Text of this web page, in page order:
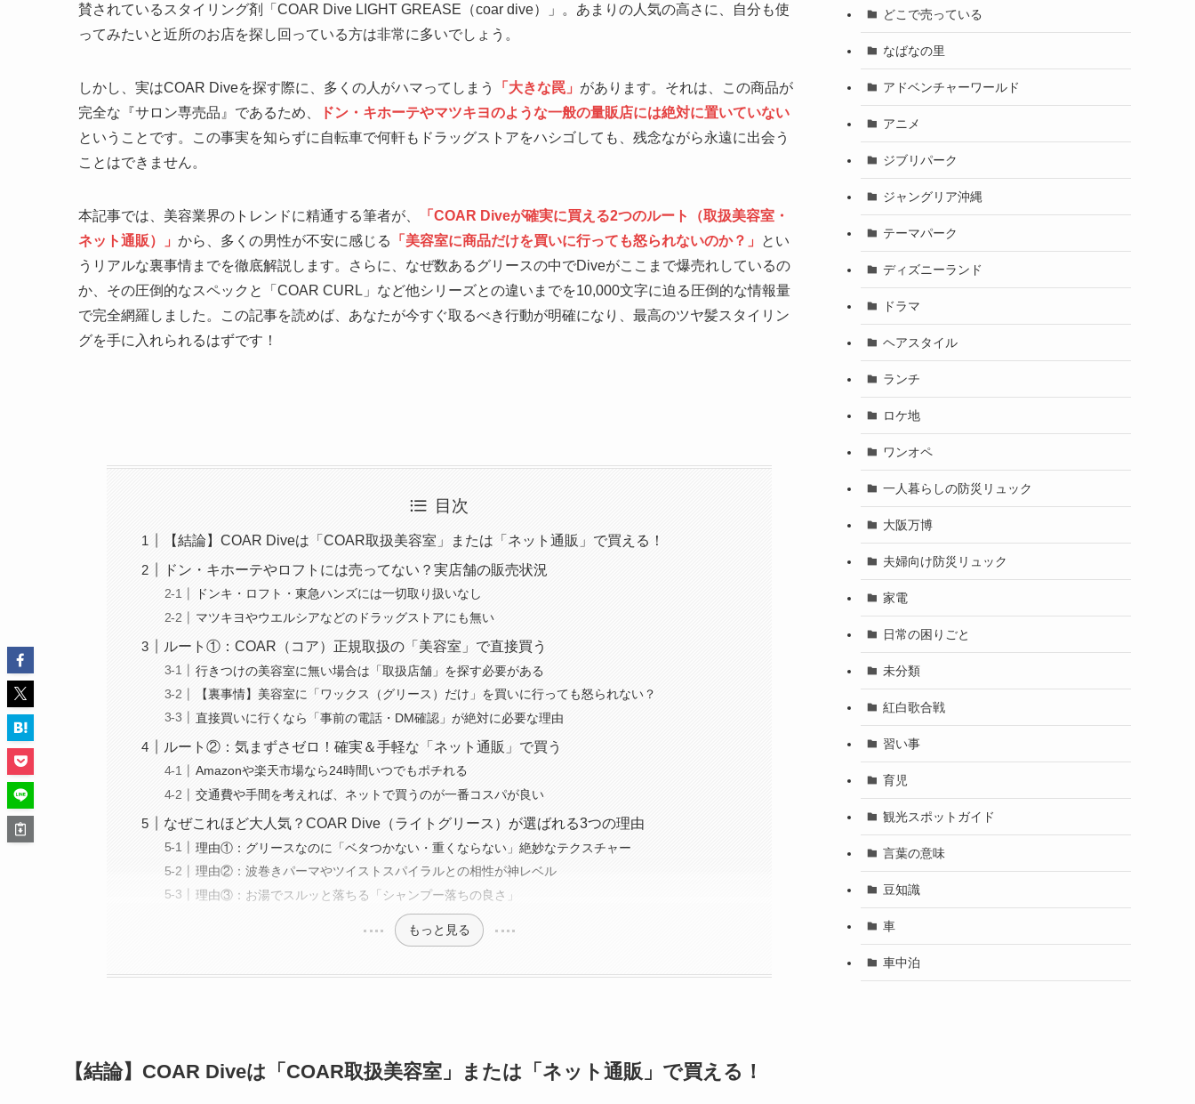
賛されているスタイリング剤「COAR Dive LIGHT GREASE（coar dive）」。あまりの人気の高さに、自分も使
ってみたいと近所のお店を探し回っている方は非常に多いでしょう。
しかし、実はCOAR Diveを探す際に、多くの人がハマってしまう 「大きな罠」 があります。それは、この商品が
完全な『サロン専売品』であるため、
ドン・キホーテやマツキヨのような一般の量販店には絶対に置いていない
ということです。この事実を知らずに自転車で何軒もドラッグストアをハシゴしても、残念ながら永遠に出会う
ことはできません。
本記事では、美容業界のトレンドに精通する筆者が、
「COAR Diveが確実に買える2つのルート（取扱美容室・
ネット通販）」 から、多くの男性が不安に感じる 「美容室に商品だけを買いに行っても怒られないのか？」
とい
うリアルな裏事情までを徹底解説します。さらに、なぜ数あるグリースの中でDiveがここまで爆売れしているの
か、その圧倒的なスペックと「COAR CURL」など他シリーズとの違いまでを10,000文字に迫る圧倒的な情報量
で完全網羅しました。この記事を読めば、あなたが今すぐ取るべき行動が明確になり、最高のツヤ髪スタイリン
グを手に入れられるはずです！
目次
【結論】COAR Diveは「COAR取扱美容室」または「ネット通販」で買える！
ドン・キホーテやロフトには売ってない？実店舗の販売状況
ドンキ・ロフト・東急ハンズには一切取り扱いなし
マツキヨやウエルシアなどのドラッグストアにも無い
ルート①：COAR（コア）正規取扱の「美容室」で直接買う
行きつけの美容室に無い場合は「取扱店舗」を探す必要がある
【裏事情】美容室に「ワックス（グリース）だけ」を買いに行っても怒られない？
直接買いに行くなら「事前の電話・DM確認」が絶対に必要な理由
ルート②：気まずさゼロ！確実＆手軽な「ネット通販」で買う
Amazonや楽天市場なら24時間いつでもポチれる
交通費や手間を考えれば、ネットで買うのが一番コスパが良い
なぜこれほど大人気？COAR Dive（ライトグリース）が選ばれる3つの理由
理由①：グリースなのに「ベタつかない・重くならない」絶妙なテクスチャー
理由②：波巻きパーマやツイストスパイラルとの相性が神レベル
理由③：お湯でスルッと落ちる「シャンプー落ちの良さ」
もっと見る
【結論】COAR Diveは「COAR取扱美容室」または「ネット通販」で買える！
どこで売っている
なばなの里
アドベンチャーワールド
アニメ
ジブリパーク
ジャングリア沖縄
テーマパーク
ディズニーランド
ドラマ
ヘアスタイル
ランチ
ロケ地
ワンオペ
一人暮らしの防災リュック
大阪万博
夫婦向け防災リュック
家電
日常の困りごと
未分類
紅白歌合戦
習い事
育児
観光スポットガイド
言葉の意味
豆知識
車
車中泊